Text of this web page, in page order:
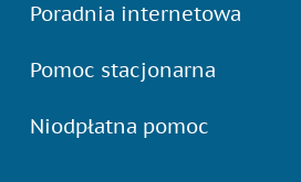
Poradnia internetowa
Pomoc stacjonarna
Niodpłatna pomoc